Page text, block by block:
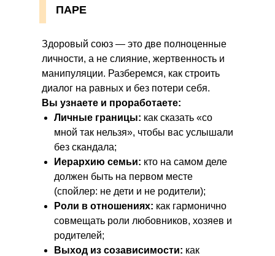
Здоровый союз — это две полноценные
личности, а не слияние, жертвенность и
манипуляции. Разберемся, как строить
диалог на равных и без потери себя.
Вы узнаете и проработаете:
Личные границы: как сказать «со
мной так нельзя», чтобы вас услышали
без скандала;
Иерархию семьи: кто на самом деле
должен быть на первом месте
(спойлер: не дети и не родители);
Роли в отношениях: как гармонично
совмещать роли любовников, хозяев и
родителей;
Выход из созависимости: как
ПАРЕ